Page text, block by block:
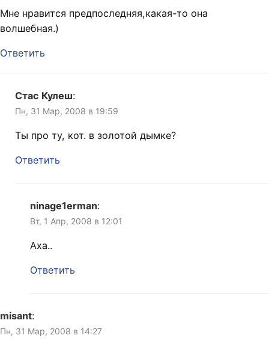
Мне нравится предпоследняя,какая-то она
волшебная.)
Ответить
Стас Кулеш:
Пн, 31 Мар, 2008 в 19:59
Ты про ту, кот. в золотой дымке?
Ответить
ninage1erman:
Вт, 1 Апр, 2008 в 12:01
Аха..
Ответить
misant:
Пн, 31 Мар, 2008 в 14:27